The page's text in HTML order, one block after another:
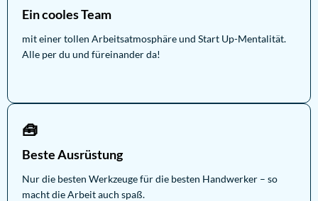
Ein cooles Team
mit einer tollen Arbeitsatmosphäre und Start Up-Mentalität.
Alle per du und füreinander da!
🧰
Beste Ausrüstung
Nur die besten Werkzeuge für die besten Handwerker – so
macht die Arbeit auch spaß.